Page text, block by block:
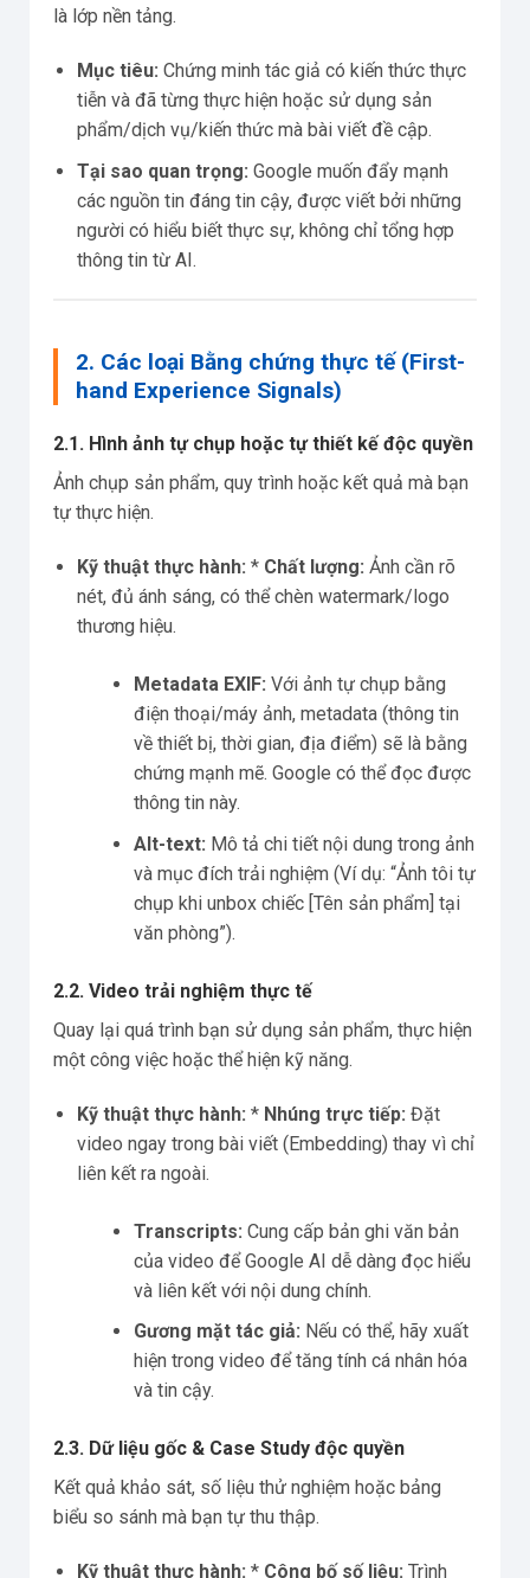
là lớp nền tảng.
Mục tiêu: Chứng minh tác giả có kiến thức thực
tiễn và đã từng thực hiện hoặc sử dụng sản
phẩm/dịch vụ/kiến thức mà bài viết đề cập.
Tại sao quan trọng: Google muốn đẩy mạnh
các nguồn tin đáng tin cậy, được viết bởi những
người có hiểu biết thực sự, không chỉ tổng hợp
thông tin từ AI.
2. Các loại Bằng chứng thực tế (First-
hand Experience Signals)
2.1. Hình ảnh tự chụp hoặc tự thiết kế độc quyền
Ảnh chụp sản phẩm, quy trình hoặc kết quả mà bạn
tự thực hiện.
Kỹ thuật thực hành: * Chất lượng: Ảnh cần rõ
nét, đủ ánh sáng, có thể chèn watermark/logo
thương hiệu.
Metadata EXIF: Với ảnh tự chụp bằng
điện thoại/máy ảnh, metadata (thông tin
về thiết bị, thời gian, địa điểm) sẽ là bằng
chứng mạnh mẽ. Google có thể đọc được
thông tin này.
Alt-text: Mô tả chi tiết nội dung trong ảnh
và mục đích trải nghiệm (Ví dụ: “Ảnh tôi tự
chụp khi unbox chiếc [Tên sản phẩm] tại
văn phòng”).
2.2. Video trải nghiệm thực tế
Quay lại quá trình bạn sử dụng sản phẩm, thực hiện
một công việc hoặc thể hiện kỹ năng.
Kỹ thuật thực hành: * Nhúng trực tiếp: Đặt
video ngay trong bài viết (Embedding) thay vì chỉ
liên kết ra ngoài.
Transcripts: Cung cấp bản ghi văn bản
của video để Google AI dễ dàng đọc hiểu
và liên kết với nội dung chính.
Gương mặt tác giả: Nếu có thể, hãy xuất
hiện trong video để tăng tính cá nhân hóa
và tin cậy.
2.3. Dữ liệu gốc & Case Study độc quyền
Kết quả khảo sát, số liệu thử nghiệm hoặc bảng
biểu so sánh mà bạn tự thu thập.
Kỹ thuật thực hành: * Công bố số liệu: Trình